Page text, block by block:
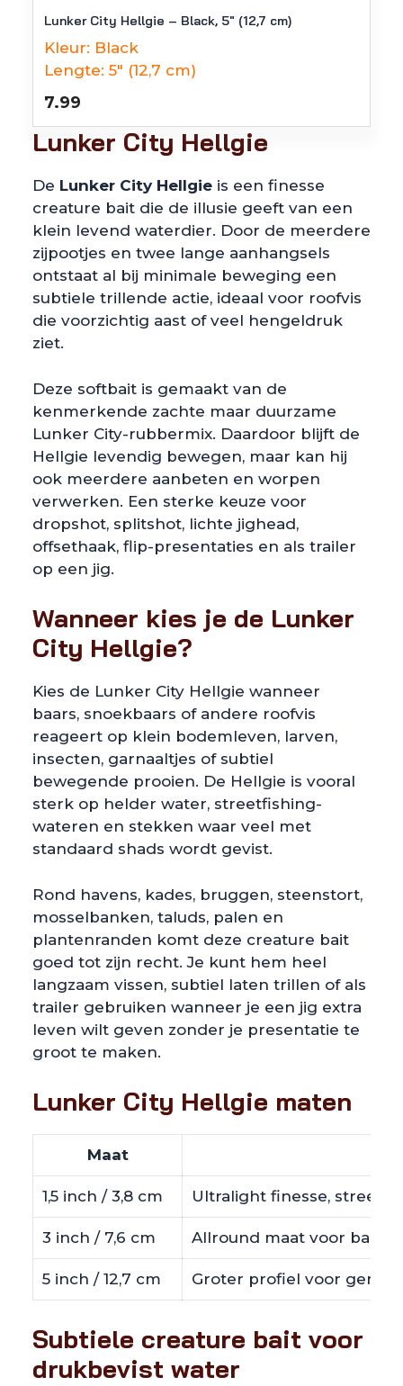
Lunker City Hellgie – Black, 5″ (12,7 cm)
Kleur: Black
Lengte: 5" (12,7 cm)
7.99
Lunker City Hellgie
De Lunker City Hellgie is een finesse
creature bait die de illusie geeft van een
klein levend waterdier. Door de meerdere
zijpootjes en twee lange aanhangsels
ontstaat al bij minimale beweging een
subtiele trillende actie, ideaal voor roofvis
die voorzichtig aast of veel hengeldruk
ziet.
Deze softbait is gemaakt van de
kenmerkende zachte maar duurzame
Lunker City-rubbermix. Daardoor blijft de
Hellgie levendig bewegen, maar kan hij
ook meerdere aanbeten en worpen
verwerken. Een sterke keuze voor
dropshot, splitshot, lichte jighead,
offsethaak, flip-presentaties en als trailer
op een jig.
Wanneer kies je de Lunker
City Hellgie?
Kies de Lunker City Hellgie wanneer
baars, snoekbaars of andere roofvis
reageert op klein bodemleven, larven,
insecten, garnaaltjes of subtiel
bewegende prooien. De Hellgie is vooral
sterk op helder water, streetfishing-
wateren en stekken waar veel met
standaard shads wordt gevist.
Rond havens, kades, bruggen, steenstort,
mosselbanken, taluds, palen en
plantenranden komt deze creature bait
goed tot zijn recht. Je kunt hem heel
langzaam vissen, subtiel laten trillen of als
trailer gebruiken wanneer je een jig extra
leven wilt geven zonder je presentatie te
groot te maken.
Lunker City Hellgie maten
Maat
1,5 inch / 3,8 cm Ultralight finesse,
3 inch / 7,6 cm Allround maat voor
5 inch / 12,7 cm Groter profiel voor
Subtiele creature bait voor
drukbevist water